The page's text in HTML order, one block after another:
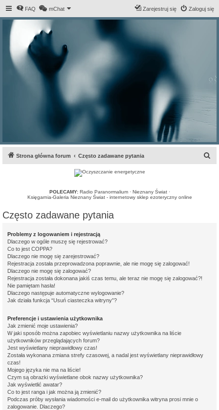
FAQ mChat Zaloguj się
Zarejestruj się
Strona główna forum Często zadawane pytania
POLECAMY: Radio Paranormalium· Nieznany Świat·
Księgarnia-Galeria Nieznany Świat - internetowy sklep ezoteryczny online
Często zadawane pytania
Problemy z logowaniem i rejestracją
Dlaczego w ogóle muszę się rejestrować?
Co to jest COPPA?
Dlaczego nie mogę się zarejestrować?
Rejestracja została przeprowadzona poprawnie, ale nie mogę się zalogować!
Dlaczego nie mogę się zalogować?
Rejestracja została dokonana jakiś czas temu, ale teraz nie mogę się zalogować?!
Nie pamiętam hasła!
Dlaczego następuje automatyczne wylogowanie?
Jak działa funkcja “Usuń ciasteczka witryny”?
Preferencje i ustawienia użytkownika
Jak zmienić moje ustawienia?
W jaki sposób można zapobiec wyświetlaniu nazwy użytkownika na liście
użytkowników przeglądających forum?
Jest wyświetlany nieprawidłowy czas!
Została wykonana zmiana strefy czasowej, a nadal jest wyświetlany nieprawidłowy
czas!
Mojego języka nie ma na liście!
Czym są obrazki wyświetlane obok nazwy użytkownika?
Jak wyświetlić awatar?
Co to jest ranga i jak można ją zmienić?
Podczas próby wysłania wiadomości e-mail do użytkownika witryna prosi mnie o
zalogowanie. Dlaczego?